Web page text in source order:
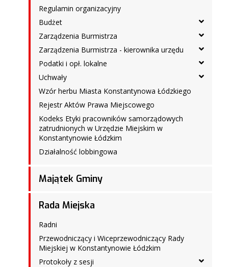
Regulamin organizacyjny
Budżet
Zarządzenia Burmistrza
Zarządzenia Burmistrza - kierownika urzędu
Podatki i opł. lokalne
Uchwały
Wzór herbu Miasta Konstantynowa Łódzkiego
Rejestr Aktów Prawa Miejscowego
Kodeks Etyki pracowników samorządowych
zatrudnionych w Urzędzie Miejskim w
Konstantynowie Łódzkim
Działalność lobbingowa
Majątek Gminy
Rada Miejska
Radni
Przewodniczący i Wiceprzewodniczący Rady
Miejskiej w Konstantynowie Łódzkim
Protokoły z sesji